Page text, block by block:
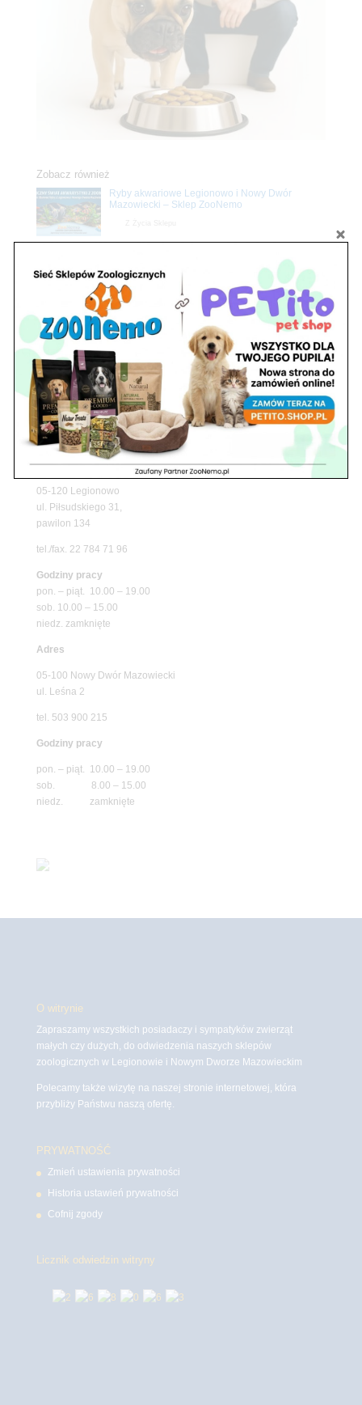
Zobacz również
Ryby akwariowe Legionowo i Nowy Dwór
Mazowiecki – Sklep ZooNemo
Z Życia Sklepu
rośliny akwariowe w ZooNemo – Legionowo i
Nowy Dwór Mazowiecki
Promocje
Upały wracają! Zadbaj o komfort swojego pupila
z matami chłodzącymi ZooNemo
Z Życia Sklepu
Petito Pet Shop – Internetowy Sklep Zoologiczny
Online! Wszystko Dla Twojego Pupila | ZooNemo
Znajdź nas
05-120 Legionowo
ul. Piłsudskiego 31,
pawilon 134
tel./fax. 22 784 71 96
Godziny pracy
pon. – piąt. 10.00 – 19.00
sob. 10.00 – 15.00
niedz. zamknięte
Adres
05-100 Nowy Dwór Mazowiecki
ul. Leśna 2
tel. 503 900 215
Godziny pracy
pon. – piąt. 10.00 – 19.00
sob. 8.00 – 15.00
niedz. zamknięte
O witrynie
Zapraszamy wszystkich posiadaczy i sympatyków zwierząt
małych czy dużych, do odwiedzenia naszych sklepów
zoologicznych w Legionowie i Nowym Dworze Mazowieckim
Polecamy także wizytę na naszej stronie internetowej, która
przybliży Państwu naszą ofertę.
PRYWATNOŚĆ
Zmień ustawienia prywatności
Historia ustawień prywatności
Cofnij zgody
Licznik odwiedzin witryny